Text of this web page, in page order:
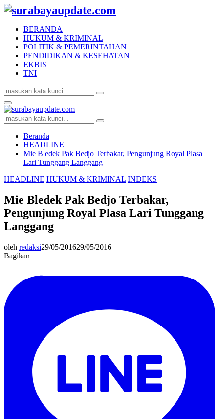
BERANDA
HUKUM & KRIMINAL
POLITIK & PEMERINTAHAN
PENDIDIKAN & KESEHATAN
EKBIS
TNI
Search
for:
Search
Facebook
Twitter
Youtube
Primary
Menu
Search
for:
Search
Beranda
HEADLINE
Mie Bledek Pak Bedjo Terbakar, Pengunjung Royal Plasa
Lari Tunggang Langgang
HEADLINE HUKUM & KRIMINAL INDEKS
Mie Bledek Pak Bedjo Terbakar,
Pengunjung Royal Plasa Lari Tunggang
Langgang
oleh redaksi29/05/201629/05/2016
Bagikan